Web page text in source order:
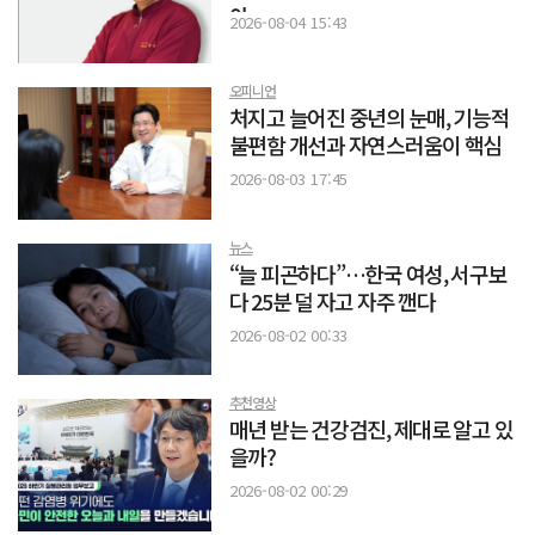
야
2026-08-04 15:43
오피니언
처지고 늘어진 중년의 눈매, 기능적
불편함 개선과 자연스러움이 핵심
2026-08-03 17:45
뉴스
“늘 피곤하다”…한국 여성, 서구보
다 25분 덜 자고 자주 깬다
2026-08-02 00:33
추천영상
매년 받는 건강검진, 제대로 알고 있
을까?
2026-08-02 00:29